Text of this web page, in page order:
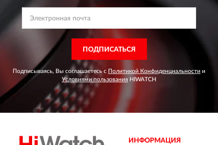
ПОДПИСАТЬСЯ
Подписываясь, Вы соглашаетесь с Политикой Конфиденциальности и
Условиями пользования HIWATCH
ИНФОРМАЦИЯ